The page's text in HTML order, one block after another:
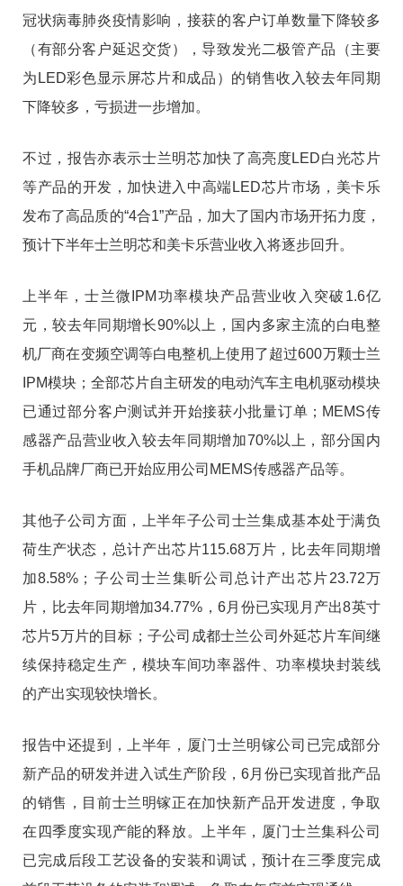
冠状病毒肺炎疫情影响，接获的客户订单数量下降较多
（有部分客户延迟交货），导致发光二极管产品（主要
为LED彩色显示屏芯片和成品）的销售收入较去年同期
下降较多，亏损进一步增加。
不过，报告亦表示士兰明芯加快了高亮度LED白光芯片
等产品的开发，加快进入中高端LED芯片市场，美卡乐
发布了高品质的“4合1”产品，加大了国内市场开拓力度，
预计下半年士兰明芯和美卡乐营业收入将逐步回升。
上半年，士兰微IPM功率模块产品营业收入突破1.6亿
元，较去年同期增长90%以上，国内多家主流的白电整
机厂商在变频空调等白电整机上使用了超过600万颗士兰
IPM模块；全部芯片自主研发的电动汽车主电机驱动模块
已通过部分客户测试并开始接获小批量订单；MEMS传
感器产品营业收入较去年同期增加70%以上，部分国内
手机品牌厂商已开始应用公司MEMS传感器产品等。
其他子公司方面，上半年子公司士兰集成基本处于满负
荷生产状态，总计产出芯片115.68万片，比去年同期增
加8.58%；子公司士兰集昕公司总计产出芯片23.72万
片，比去年同期增加34.77%，6月份已实现月产出8英寸
芯片5万片的目标；子公司成都士兰公司外延芯片车间继
续保持稳定生产，模块车间功率器件、功率模块封装线
的产出实现较快增长。
报告中还提到，上半年，厦门士兰明镓公司已完成部分
新产品的研发并进入试生产阶段，6月份已实现首批产品
的销售，目前士兰明镓正在加快新产品开发进度，争取
在四季度实现产能的释放。上半年，厦门士兰集科公司
已完成后段工艺设备的安装和调试，预计在三季度完成